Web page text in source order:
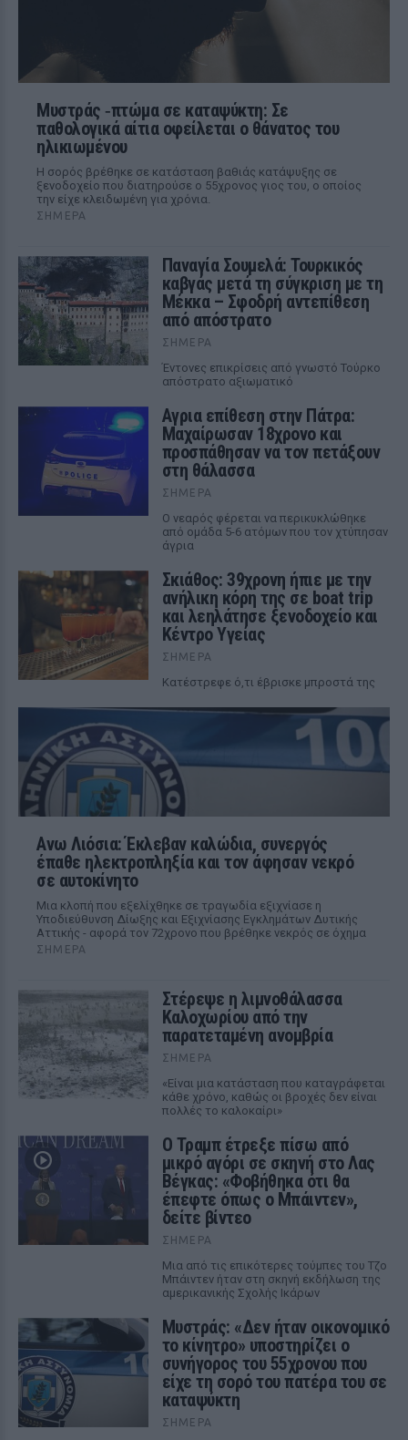
Μυστράς ‑πτώμα σε καταψύκτη: Σε
παθολογικά αίτια οφείλεται ο θάνατος του
ηλικιωμένου
Η σορός βρέθηκε σε κατάσταση βαθιάς κατάψυξης σε
ξενοδοχείο που διατηρούσε ο 55χρονος γιος του, ο οποίος
την είχε κλειδωμένη για χρόνια.
ΣΉΜΕΡΑ
Παναγία Σουμελά: Τουρκικός
καβγάς μετά τη σύγκριση με τη
Μέκκα – Σφοδρή αντεπίθεση
από απόστρατο
ΣΉΜΕΡΑ
Έντονες επικρίσεις από γνωστό Τούρκο
απόστρατο αξιωματικό
Αγρια επίθεση στην Πάτρα:
Μαχαίρωσαν 18χρονο και
προσπάθησαν να τον πετάξουν
στη θάλασσα
ΣΉΜΕΡΑ
Ο νεαρός φέρεται να περικυκλώθηκε
από ομάδα 5-6 ατόμων που τον χτύπησαν
άγρια
Σκιάθος: 39χρονη ήπιε με την
ανήλικη κόρη της σε boat trip
και λεηλάτησε ξενοδοχείο και
Κέντρο Υγείας
ΣΉΜΕΡΑ
Κατέστρεφε ό,τι έβρισκε μπροστά της
Ανω Λιόσια: Έκλεβαν καλώδια, συνεργός
έπαθε ηλεκτροπληξία και τον άφησαν νεκρό
σε αυτοκίνητο
Μια κλοπή που εξελίχθηκε σε τραγωδία εξιχνίασε η
Υποδιεύθυνση Δίωξης και Εξιχνίασης Εγκλημάτων Δυτικής
Αττικής - αφορά τον 72χρονο που βρέθηκε νεκρός σε όχημα
ΣΉΜΕΡΑ
Στέρεψε η λιμνοθάλασσα
Καλοχωρίου από την
παρατεταμένη ανομβρία
ΣΉΜΕΡΑ
«Είναι μια κατάσταση που καταγράφεται
κάθε χρόνο, καθώς οι βροχές δεν είναι
πολλές το καλοκαίρι»
Ο Τραμπ έτρεξε πίσω από
μικρό αγόρι σε σκηνή στο Λας
Βέγκας: «Φοβήθηκα ότι θα
έπεφτε όπως ο Μπάιντεν»,
δείτε βίντεο
ΣΉΜΕΡΑ
Μια από τις επικότερες τούμπες του Τζο
Μπάιντεν ήταν στη σκηνή εκδήλωση της
αμερικανικής Σχολής Ικάρων
Μυστράς: «Δεν ήταν οικονομικό
το κίνητρο» υποστηρίζει ο
συνήγορος του 55χρονου που
είχε τη σορό του πατέρα του σε
καταψύκτη
ΣΉΜΕΡΑ